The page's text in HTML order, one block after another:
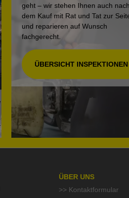
geht – wir stehen Ihnen auch nach
dem Kauf mit Rat und Tat zur
und reparieren auf Wunsch
fachgerecht.
ÜBERSICHT INSPEKTIONEN
ÜBER UNS
>> Kontaktformular